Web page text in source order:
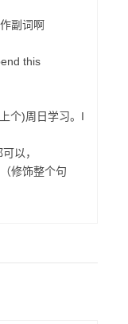
副词啊
this
个)周日学习。I
以，
修饰整个句